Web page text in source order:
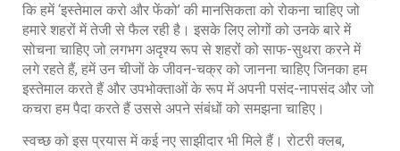
कि हमें ‘इस्तेमाल करो और फेंको’ की मानसिकता को रोकना चाहिए जो
हमारे शहरों में तेजी से फैल रही है। इसके लिए लोगों को उनके बारे में
सोचना चाहिए जो लगभग अदृश्य रूप से शहरों को साफ-सुथरा करने में
लगे रहते हैं, हमें उन चीजों के जीवन-चक्र को जानना चाहिए जिनका हम
इस्तेमाल करते हैं और उपभोक्ताओं के रूप में अपनी पसंद-नापसंद और जो
कचरा हम पैदा करते हैं उससे अपने संबंधों को समझना चाहिए।
स्वच्छ को इस प्रयास में कई नए साझीदार भी मिले हैं। रोटरी क्लब,